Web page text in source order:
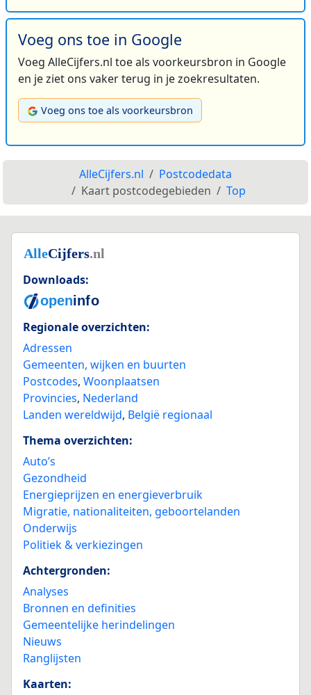
Voeg ons toe in Google
Voeg AlleCijfers.nl toe als voorkeursbron in Google
en je ziet ons vaker terug in je zoekresultaten.
Voeg ons toe als voorkeursbron
AlleCijfers.nl
Postcodedata
Kaart postcodegebieden
Top
Downloads:
Regionale overzichten:
Adressen
Gemeenten, wijken en buurten
Postcodes, Woonplaatsen
Provincies, Nederland
Landen wereldwijd, België regionaal
Thema overzichten:
Auto’s
Gezondheid
Energieprijzen en energieverbruik
Migratie, nationaliteiten, geboortelanden
Onderwijs
Politiek & verkiezingen
Achtergronden:
Analyses
Bronnen en definities
Gemeentelijke herindelingen
Nieuws
Ranglijsten
Kaarten: